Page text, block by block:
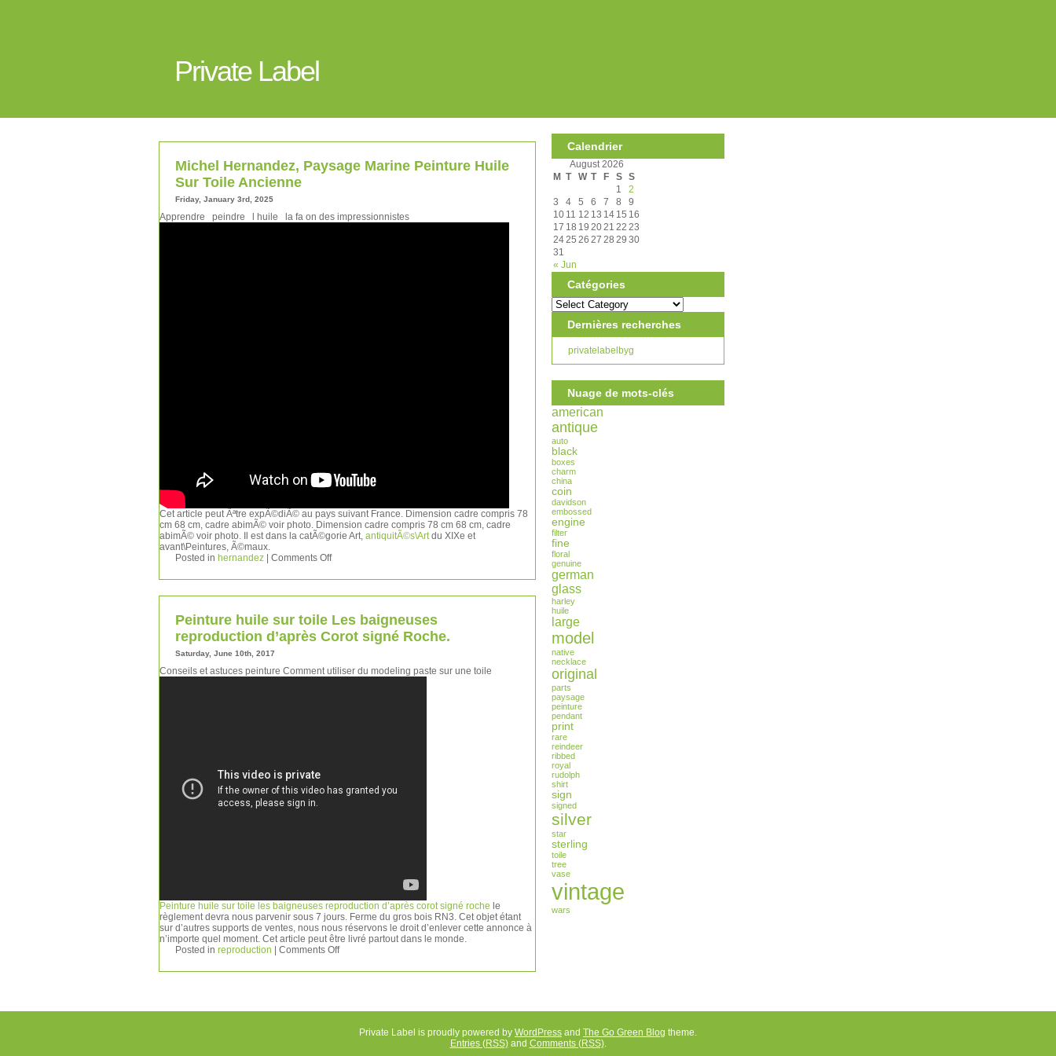
Private Label
Michel Hernandez, Paysage Marine Peinture Huile
Sur Toile Ancienne
Friday, January 3rd, 2025
Apprendre peindre l huile la fa on des impressionnistes
Cet article peut Ãªtre expÃ©diÃ© au pays suivant France. Dimension cadre compris 78
cm 68 cm, cadre abimÃ© voir photo. Dimension cadre compris 78 cm 68 cm, cadre
abimÃ© voir photo. Il est dans la catÃ©gorie Art, antiquitÃ©s\Artdu XIXe et
avant\Peintures, Ã©maux.
Posted in hernandez Comments Off
Peinture huile sur toile Les baigneuses
reproduction d’après Corot signé Roche.
Saturday, June 10th, 2017
Conseils et astuces peinture Comment utiliser du modeling paste sur une toile
Peinture huile sur toile les baigneuses reproduction d’après corot signé roche le
règlement devra nous parvenir sous 7 jours. Ferme du gros bois RN3. Cet objet étant
sur d’autres supports de ventes, nous nous réservons le droit d’enlever cette annonce à
n’importe quel moment. Cet article peut être livré partout dans le monde.
Posted in reproduction Comments Off
Calendrier
August 2026
M T W T F S S
« Jun
1
2
3
4 5 6 7 8
9
10 11 12 13 14 15 16
17 18 19 2021 22 23
2425 26 27 28 29 30
31
Catégories
Dernières recherches
privatelabelbyg
Nuage de mots-clés
american
antique
auto
black
boxes
charm
china
coin
davidson
embossed
engine
filter
fine
floral
genuine
german
glass
harley
huile
large
model
native
necklace
original
parts
paysage
peinture
pendant
print
rare
reindeer
ribbed
royal
rudolph
shirt
sign
signed
silver
star
sterling
toile
tree
vase
vintage
wars
Private Label is proudly powered by WordPress and The Go Green Blog theme.
Entries (RSS)and Comments (RSS).